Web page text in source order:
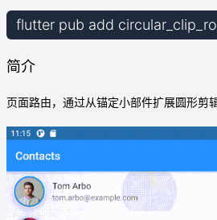
flutter pub add
简介
页面路由，通过从锚定小部件扩展圆形剪